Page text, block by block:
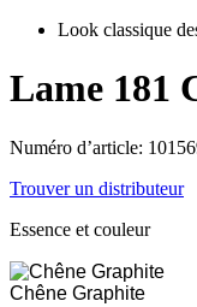
Look classique
Lame 181
Numéro d’article:
Trouver un distributeur
Essence et couleur
Chêne Graphite